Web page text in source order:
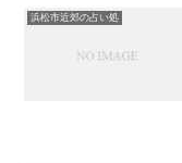
浜松市近郊の占い処